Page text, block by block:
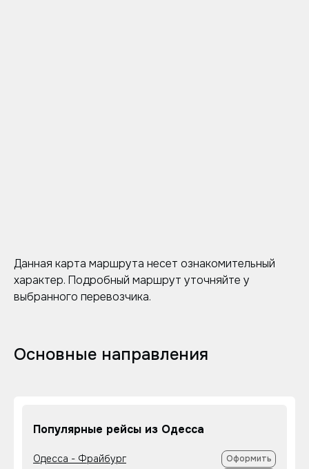
Данная карта маршрута несет ознакомительный
характер. Подробный маршрут уточняйте у
выбранного перевозчика.
Основные направления
Популярные рейсы из Одесса
Одесса - Фрайбург Оформить